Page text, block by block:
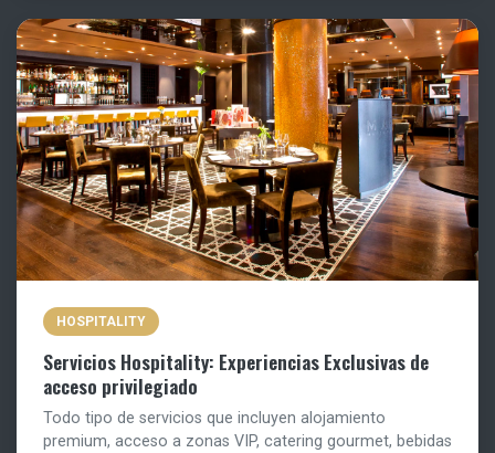
HOSPITALITY
Servicios Hospitality: Experiencias Exclusivas de
acceso privilegiado
Todo tipo de servicios que incluyen alojamiento
premium, acceso a zonas VIP, catering gourmet, bebidas